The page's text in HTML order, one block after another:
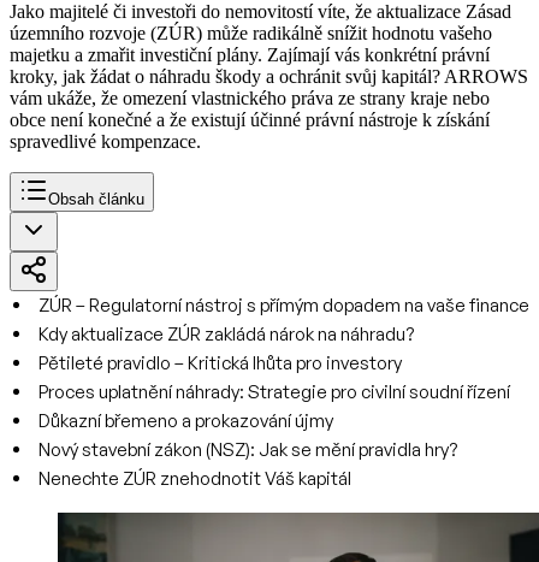
Jako majitelé či investoři do nemovitostí víte, že aktualizace Zásad
územního rozvoje (ZÚR) může radikálně snížit hodnotu vašeho
majetku a zmařit investiční plány. Zajímají vás konkrétní právní
kroky, jak žádat o náhradu škody a ochránit svůj kapitál? ARROWS
vám ukáže, že omezení vlastnického práva ze strany kraje nebo
obce není konečné a že existují účinné právní nástroje k získání
spravedlivé kompenzace.
Obsah článku
ZÚR – Regulatorní nástroj s přímým dopadem na vaše finance
Kdy aktualizace ZÚR zakládá nárok na náhradu?
Pětileté pravidlo – Kritická lhůta pro investory
Proces uplatnění náhrady: Strategie pro civilní soudní řízení
Důkazní břemeno a prokazování újmy
Nový stavební zákon (NSZ): Jak se mění pravidla hry?
Nenechte ZÚR znehodnotit Váš kapitál